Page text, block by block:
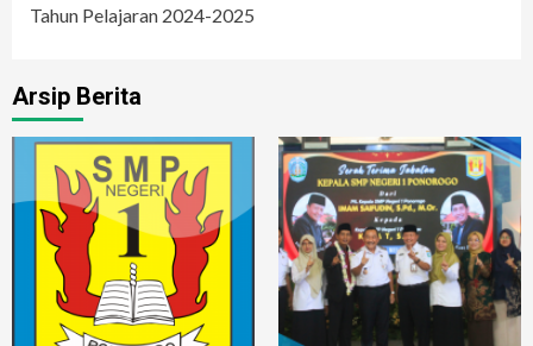
Tahun Pelajaran 2024-2025
Arsip Berita